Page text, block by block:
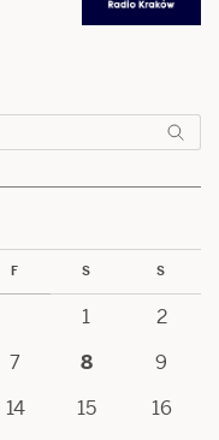
F S S
1
2
7 8
9
14 15
16